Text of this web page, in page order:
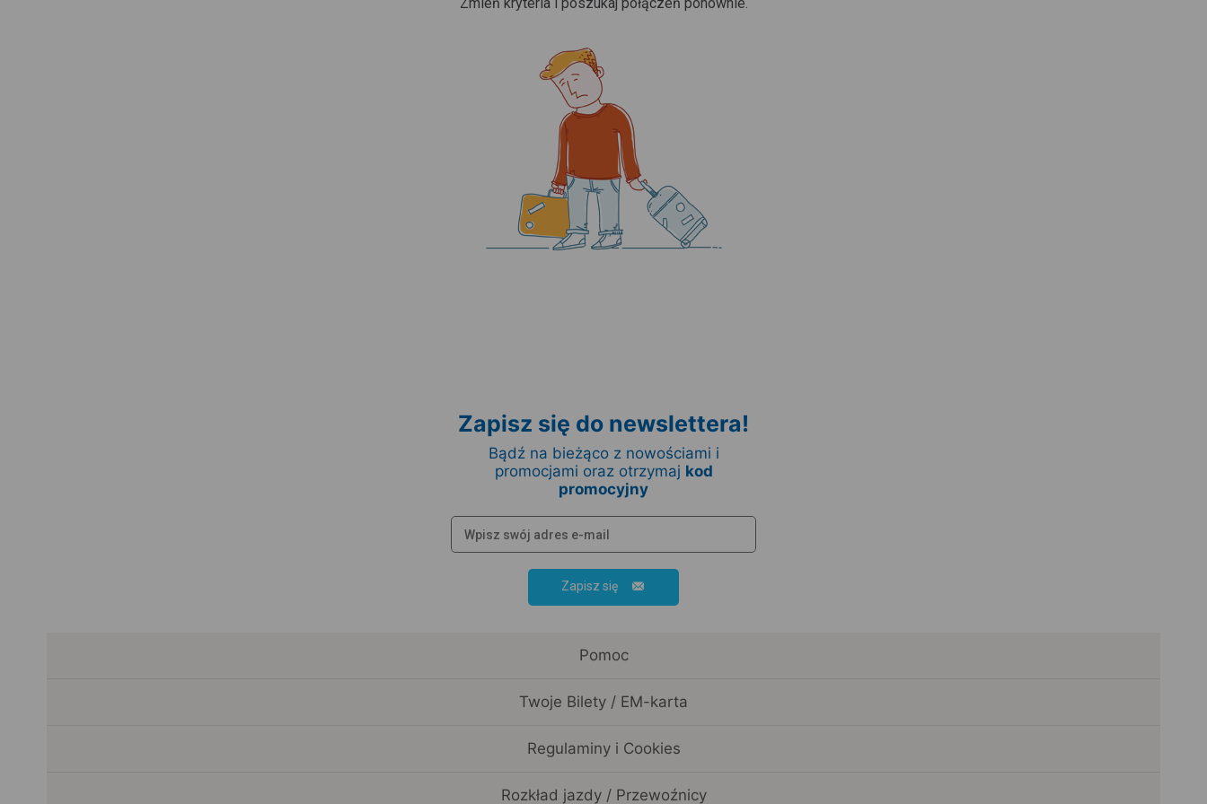
Zapisz się do newslettera!
Bądź na bieżąco z nowościami i
promocjami oraz otrzymaj kod
promocyjny
Zapisz się
Pomoc
Twoje Bilety / EM-karta
Regulaminy i Cookies
Rozkład jazdy / Przewoźnicy